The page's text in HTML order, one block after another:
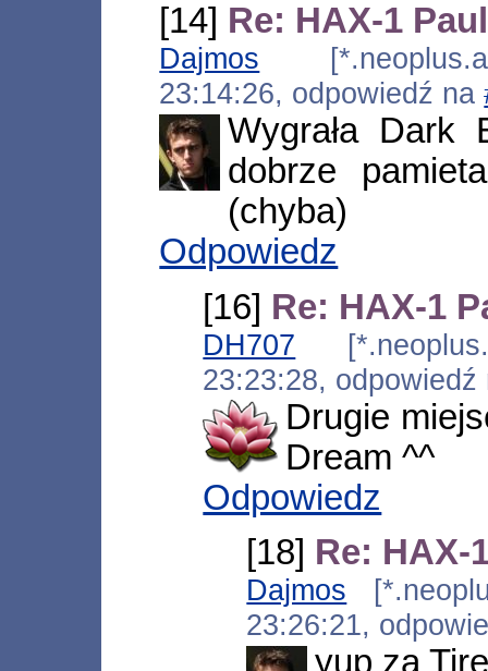
[14] Re: HAX-1
Dajmos
23:14:26, odpowiedź na
Wygrała
dobrze
(chyba)
Odpowiedz
[16] Re: HAX-1
DH707
23:23:28,
Drugie
Dream ^^
Odpowiedz
[18] Re: HAX-
Dajmos
23:26:21,
yup za